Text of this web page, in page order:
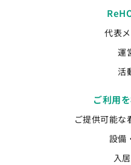
代表
運
活
ご利用
ご提供可能な
設備
入